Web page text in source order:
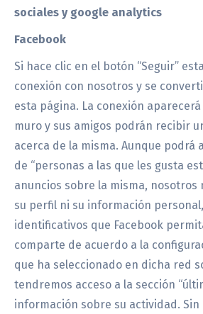
sociales y google analytics
Facebook
Si hace clic en el botón “Seguir”
conexión con nosotros y se
esta página. La conexión
muro y sus amigos podrán recibir
acerca de la misma. Aunque podrá
de “personas a las que les gusta
anuncios sobre la misma, nosotros
su perfil ni su información
identificativos que Facebook
comparte de acuerdo a la
que ha seleccionado en dicha red
tendremos acceso a la sección
información sobre su actividad. Sin